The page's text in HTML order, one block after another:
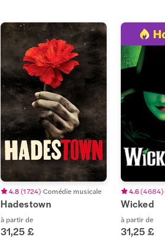
4.8(1 724) Comédie musicale
Hadestown
à partir de
31,25 £
4.6(4 684)
Wicked
à partir de
31,25 £